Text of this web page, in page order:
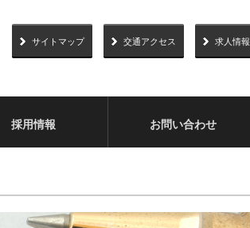
サイトマップ 交通アクセス 求人情報
採用情報 お問い合わせ